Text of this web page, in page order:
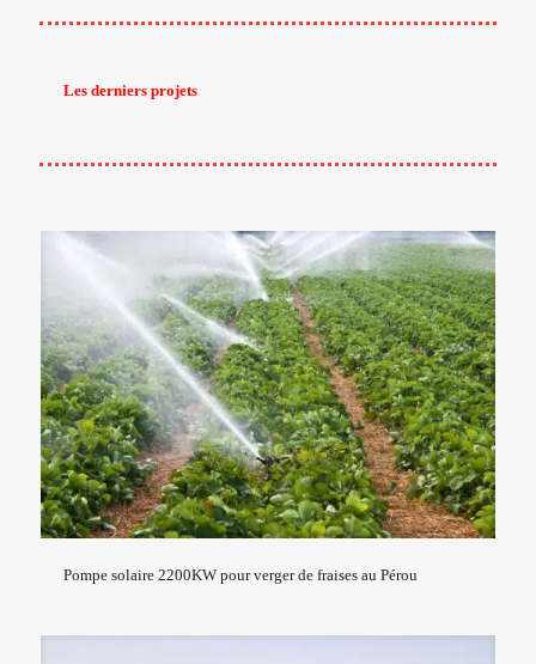
Les derniers projets
Pompe solaire 2200KW pour verger de fraises au Pérou